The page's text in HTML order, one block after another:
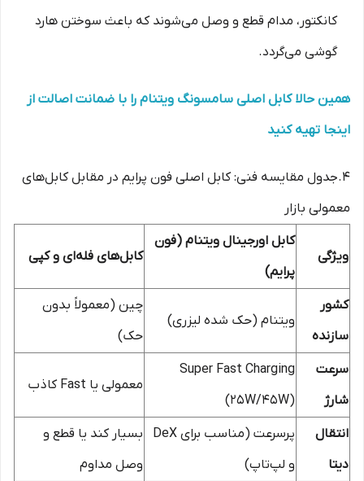
کانکتور، مدام قطع و وصل می‌شوند که باعث سوختن هارد
گوشی می‌گردد.
همین حالا کابل اصلی سامسونگ ویتنام را با ضمانت اصالت از
اینجا تهیه کنید
4.جدول مقایسه فنی: کابل اصلی فون پرایم در مقابل کابل‌های
معمولی بازار
ویژگی
کابل اورجینال ویتنام (فون
پرایم)
کابل‌های فله‌ای و کپی
کشور
سازنده
ویتنام (حک شده لیزری)
چین (معمولاً بدون
حک)
سرعت
شارژ
Super Fast Charging
(۲۵W/۴۵W)
معمولی یا Fast کاذب
انتقال
دیتا
پرسرعت (مناسب برای DeX
و لپ‌تاپ)
بسیار کند یا قطع و
وصل مداوم